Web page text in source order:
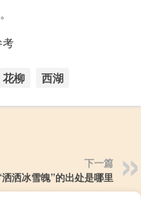
花柳 西湖
下一篇
洒洒冰雪魄”的出处是哪里